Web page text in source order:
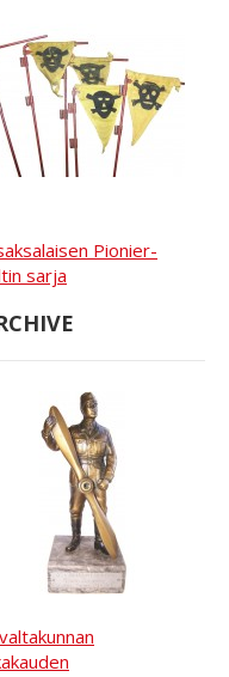
Pionier-
sarja